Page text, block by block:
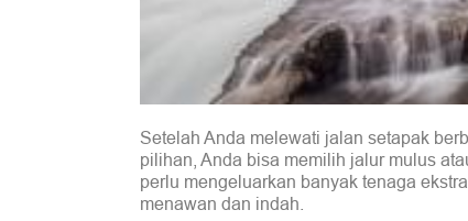
Setelah Anda melewati jalan setapak
pilihan, Anda bisa memilih jalur mulus
perlu mengeluarkan banyak tenaga
menawan dan indah.